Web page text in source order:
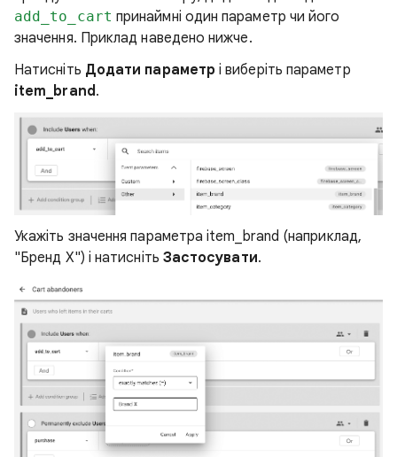
add_to_cart принаймні один параметр чи його
значення. Приклад наведено нижче.
Натисніть Додати параметр і виберіть параметр
item_brand .
Укажіть значення параметра item_brand (наприклад,
"Бренд X") і натисніть Застосувати.